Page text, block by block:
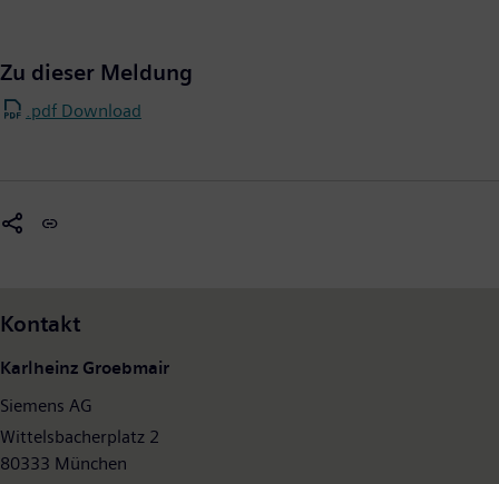
Zu dieser Meldung
.pdf Download
Kontakt
Karlheinz Groebmair
Siemens AG
Wittelsbacherplatz 2
80333 München